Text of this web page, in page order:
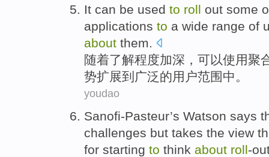
It can be used to roll out some
applications to a wide range of
about them.
随着了解程度加深 ， 可以使用聚
势扩展到 广泛的用户范围中。
youdao
Sanofi-Pasteur’s Watson says
challenges but takes the view
for starting to think about roll-